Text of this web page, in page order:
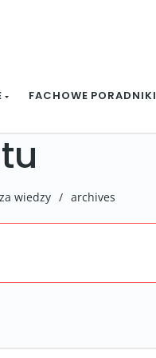
FACHOWE PORADNIKI
wiedzy / archives